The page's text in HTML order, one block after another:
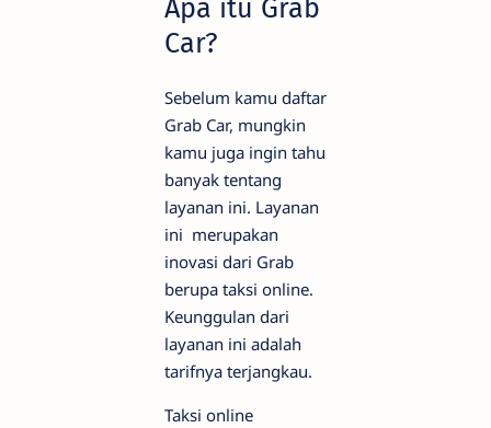
Apa itu Grab
Car?
Sebelum kamu daftar
Grab Car, mungkin
kamu juga ingin tahu
banyak tentang
layanan ini. Layanan
ini merupakan
inovasi dari Grab
berupa taksi online.
Keunggulan dari
layanan ini adalah
tarifnya terjangkau.
Taksi online